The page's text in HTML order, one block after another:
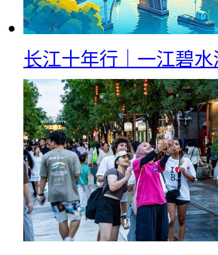
长江十年行｜一江碧